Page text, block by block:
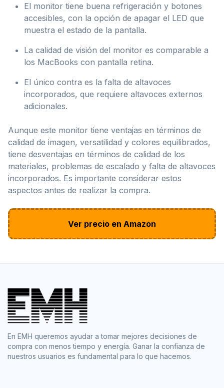
El monitor tiene buena refrigeración y botones
accesibles, con la opción de apagar el LED que
muestra el estado de la pantalla.
La calidad de visión del monitor es comparable a
los MacBooks con pantalla retina.
El único contra es la falta de altavoces
incorporados, que requiere altavoces externos
adicionales.
Aunque este monitor tiene ventajas en términos de
calidad de imagen, versatilidad y colores equilibrados,
tiene desventajas en términos de calidad de los
materiales, problemas de escalado y falta de altavoces
incorporados. Es importante considerar estos
aspectos antes de realizar la compra.
Ver precio en Amazon
En EMH queremos ayudar a tomar mejores decisiones de
compra con menos tiempo y energía. Ganar la confianza de
nuestros usuarios es fundamental para lo que hacemos.